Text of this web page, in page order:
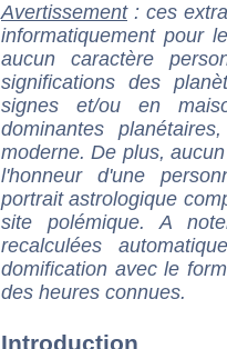
Avertissement: ces
informatiquement pour
aucun caractère
significations des
signes et/ou en
dominantes
moderne. De plus,
l'honneur d'une
portrait astrologique
site polémique. A
recalculées
domification avec le
des heures connues.
Introduction